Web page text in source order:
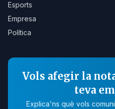
Esports
Empresa
Política
Vols afegir la
teva
Explica'ns què vols